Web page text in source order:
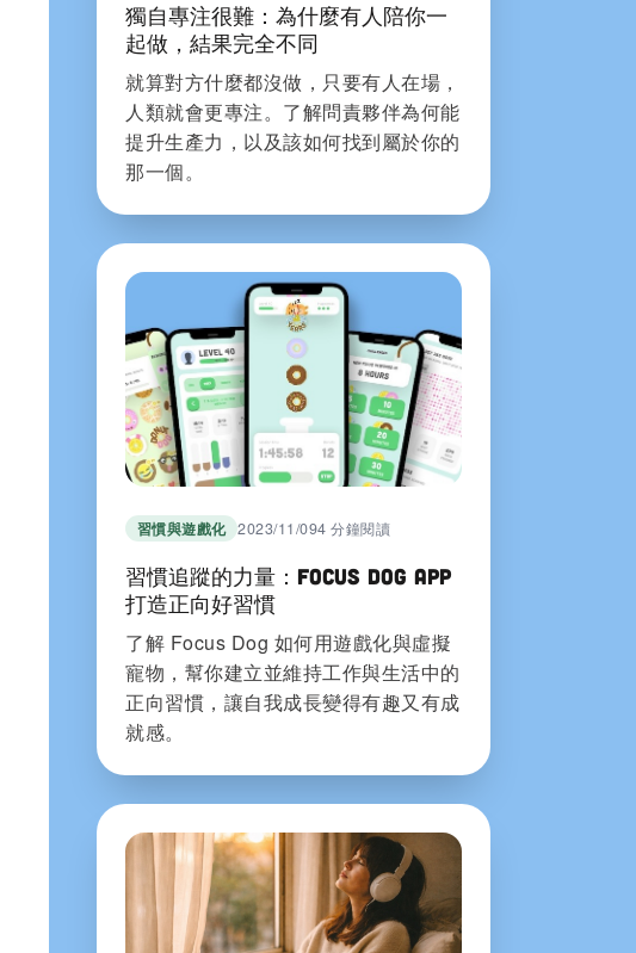
獨自專注很難：為什麼有人陪你一
起做，結果完全不同
就算對方什麼都沒做，只要有人在場，
人類就會更專注。了解問責夥伴為何能
提升生產力，以及該如何找到屬於你的
那一個。
習慣與遊戲化 2023/11/094 分鐘閱讀
習慣追蹤的力量：Focus Dog App
打造正向好習慣
了解 Focus Dog 如何用遊戲化與虛擬
寵物，幫你建立並維持工作與生活中的
正向習慣，讓自我成長變得有趣又有成
就感。